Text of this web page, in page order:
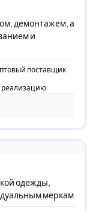
демонтажем, а
и
поставщик
реализацию
одежды,
меркам